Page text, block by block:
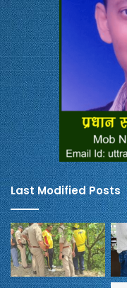
Last Modified Posts